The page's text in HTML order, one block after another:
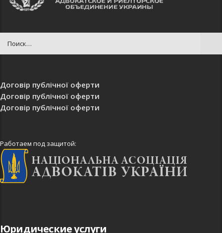
Договір публічної оферти
Договір публічної оферти
Договір публічної оферти
Работаем под защитой:
Юридические услуги